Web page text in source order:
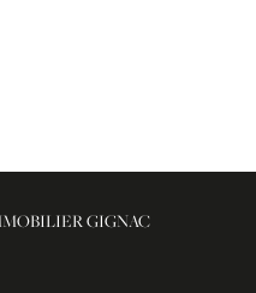
GIGNAC